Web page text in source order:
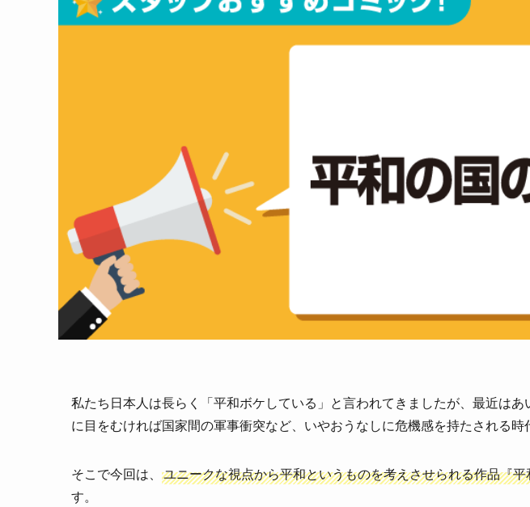
私たち日本人は長らく「平和ボケしている」と言われてきましたが、最近は
に目をむければ国家間の軍事衝突など、いやおうなしに危機感を持たされる時
そこで今回は、 ユニークな視点から平和というものを考えさせられる作品『
す。